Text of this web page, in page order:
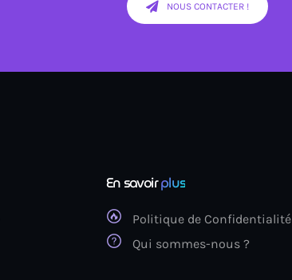
NOUS CONTACTER !
En savoirplus
Politique de Confidentialité
Qui sommes-nous ?